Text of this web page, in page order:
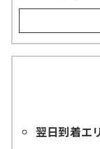
翌日到着エ